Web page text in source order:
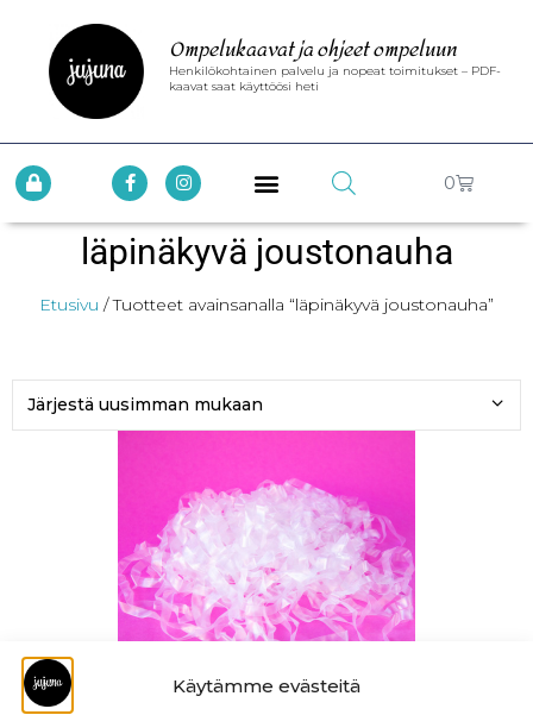
Käytämme evästeitä
Ompelukaavat ja ohjeet ompeluun
Henkilökohtainen palvelu ja nopeat toimitukset – PDF-
kaavat saat käyttöösi heti
0
läpinäkyvä joustonauha
Etusivu / Tuotteet avainsanalla “läpinäkyvä joustonauha”